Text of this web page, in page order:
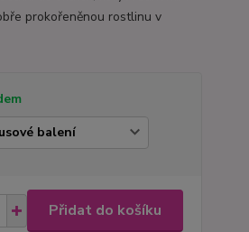
prokořeněnou rostlinu v
Přidat do košíku